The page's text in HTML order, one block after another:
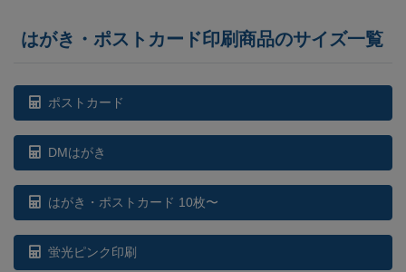
はがき・ポストカード印刷商品のサイズ一覧
ポストカード
DMはがき
はがき・ポストカード 10枚〜
蛍光ピンク印刷